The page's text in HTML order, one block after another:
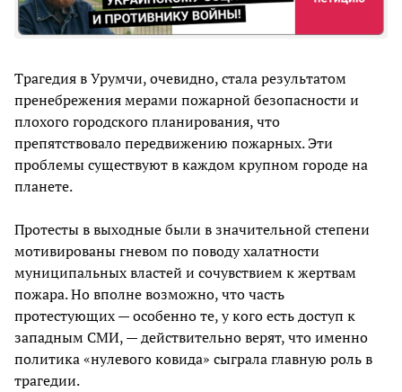
Трагедия в Урумчи, очевидно, стала результатом
пренебрежения мерами пожарной безопасности и
плохого городского планирования, что
препятствовало передвижению пожарных. Эти
проблемы существуют в каждом крупном городе на
планете.
Протесты в выходные были в значительной степени
мотивированы гневом по поводу халатности
муниципальных властей и сочувствием к жертвам
пожара. Но вполне возможно, что часть
протестующих — особенно те, у кого есть доступ к
западным СМИ, — действительно верят, что именно
политика «нулевого ковида» сыграла главную роль в
трагедии.